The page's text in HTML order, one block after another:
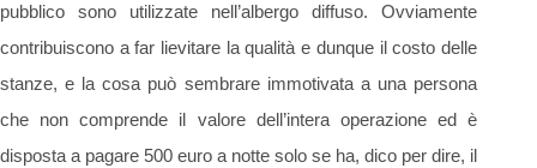
pubblico sono utilizzate nell’albergo diffuso. Ovviamente
contribuiscono a far lievitare la qualità e dunque il costo delle
stanze, e la cosa può sembrare immotivata a una persona
che non comprende il valore dell’intera operazione ed è
disposta a pagare 500 euro a notte solo se ha, dico per dire, il